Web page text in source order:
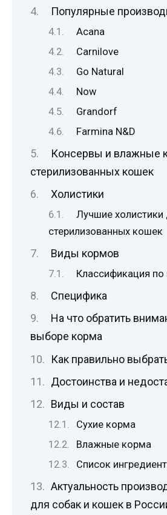
Популярные
Acana
Carnilove
Go Natural
Now
Grandorf
Farmina N&D
Консервы и влажные
стерилизованных кошек
Холистики
Лучшие холистики
стерилизованных кошек
Виды кормов
Классификация по
Специфика
На что обратить
выборе корма
Как правильно
Достоинства и
Виды и состав
Сухие корма
Влажные корма
Список
Актуальность
для собак и кошек в